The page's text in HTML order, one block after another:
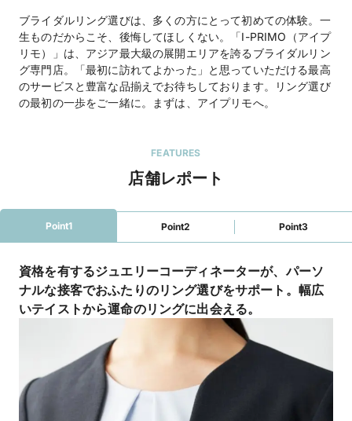
地図を見る
住所 岩手県盛岡市大通1-10-17
営業時間
10:00～18:00
いては公式HPをご確認ください
★マイナビウエディング限定キャンペーン★
予約で“ご来店で13,000円分”の電子マネープレ
ゼント！さらに 、【アーリー特典】として”土日
店すると、来店特典に追加で1,000円分の電子マ
ネーをプレゼントします。詳しくは特典一覧ペー
ジをチェック！！
－アイプリモだけの特別な体験－
【パーソナルハンド診断®】
指輪探しをはじめたら、まずは「パーソナルハン
ド診断®」を。ジュエリーコーディネーターの資
格を持つプロのスタッフが、専用の計測ツールで
の診断やヒアリングを通して自分の手元の特徴や
ブライダルリング選びは、多くの方にとって初めての体験。一
生ものだからこそ、後悔してほしくない。「I-PRIMO（アイプ
リモ）」は、アジア最大級の展開エリアを誇るブライダルリン
グ専門店。「最初に訪れてよかった」と思っていただける最高
のサービスと豊富な品揃えでお待ちしております。リング選び
の最初の一歩をご一緒に。まずは、アイプリモへ。
FEATURES
店舗レポート
Point1 Point2 Point3
資格を有するジュエリーコーディネーターが、パーソ
ナルな接客でおふたりのリング選びをサポート。幅広
いテイストから運命のリングに出会える。